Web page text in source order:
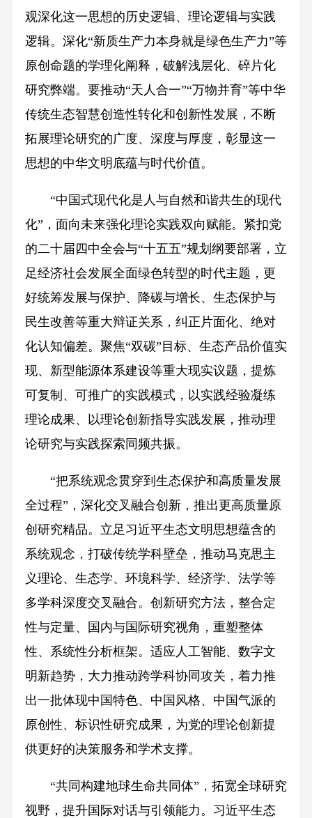
观深化这一思想的历史逻辑、理论逻辑与实践
逻辑。深化“新质生产力本身就是绿色生产力”等
原创命题的学理化阐释，破解浅层化、碎片化
研究弊端。要推动“天人合一”“万物并育”等中华
传统生态智慧创造性转化和创新性发展，不断
拓展理论研究的广度、深度与厚度，彰显这一
思想的中华文明底蕴与时代价值。
“中国式现代化是人与自然和谐共生的现代
化”，面向未来强化理论实践双向赋能。紧扣党
的二十届四中全会与“十五五”规划纲要部署，立
足经济社会发展全面绿色转型的时代主题，更
好统筹发展与保护、降碳与增长、生态保护与
民生改善等重大辩证关系，纠正片面化、绝对
化认知偏差。聚焦“双碳”目标、生态产品价值实
现、新型能源体系建设等重大现实议题，提炼
可复制、可推广的实践模式，以实践经验凝练
理论成果、以理论创新指导实践发展，推动理
论研究与实践探索同频共振。
“把系统观念贯穿到生态保护和高质量发展
全过程”，深化交叉融合创新，推出更高质量原
创研究精品。立足习近平生态文明思想蕴含的
系统观念，打破传统学科壁垒，推动马克思主
义理论、生态学、环境科学、经济学、法学等
多学科深度交叉融合。创新研究方法，整合定
性与定量、国内与国际研究视角，重塑整体
性、系统性分析框架。适应人工智能、数字文
明新趋势，大力推动跨学科协同攻关，着力推
出一批体现中国特色、中国风格、中国气派的
原创性、标识性研究成果，为党的理论创新提
供更好的决策服务和学术支撑。
“共同构建地球生命共同体”，拓宽全球研究
视野，提升国际对话与引领能力。习近平生态